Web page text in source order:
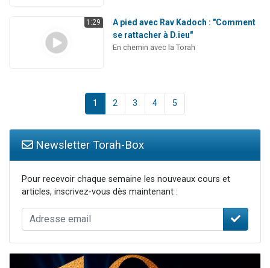
1:29
A pied avec Rav Kadoch : "Comment
se rattacher à D.ieu"
En chemin avec la Torah
1 2 3 4 5
Newsletter Torah-Box
Pour recevoir chaque semaine les nouveaux cours et
articles, inscrivez-vous dès maintenant :